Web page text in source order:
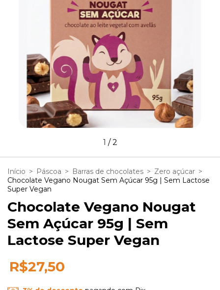
1 /2
Início > Páscoa > Barras de chocolates > Zero açúcar >
Chocolate Vegano Nougat Sem Açúcar 95g | Sem Lactose
Super Vegan
Chocolate Vegano Nougat
Sem Açúcar 95g | Sem
Lactose Super Vegan
R$27,50